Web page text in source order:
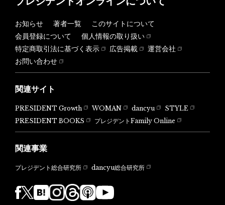
お知らせ 著者一覧
このサイトについて
会員登録について
個人情報の取り扱い
特定商取引法に基づく表示
広告掲載
運営会社
お問い合わせ
関連サイト
PRESIDENT Growth WOMAN dancyu
STYLE
PRESIDENT BOOKS
プレジデントFamily Online
関連事業
プレジデント総合研究所 dancyu総合研究所